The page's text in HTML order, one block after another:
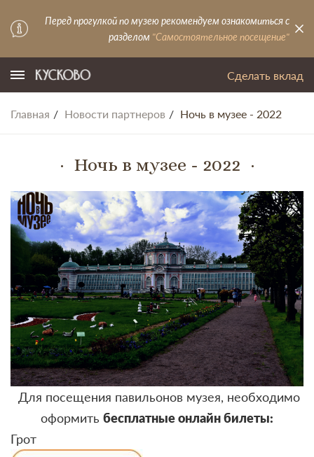
Перед прогулкой по музею рекомендуем ознакомиться с
разделом "Самостоятельное посещение"
Сделать вклад
Главная Новости партнеров Ночь в музее - 2022
Ночь в музее - 2022
Для посещения павильонов музея, необходимо
оформить бесплатные онлайн билеты:
Грот